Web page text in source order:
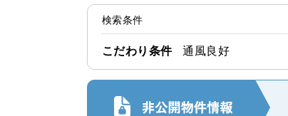
検索条件
こだわり条件 通風良好